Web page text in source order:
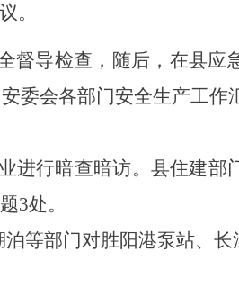
。
督导检查，随后，在县应
委会各部门安全生产工作
进行暗查暗访。县住建部
3处。
等部门对胜阳港泵站、